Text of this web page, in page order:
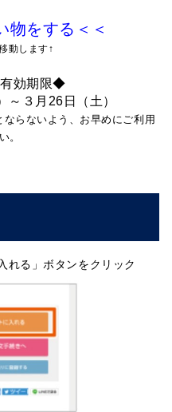
物をする＜＜
動します↑
効期限◆
～３月26日（土）
らないよう、お早めにご利用
。
れる」ボタンをクリック